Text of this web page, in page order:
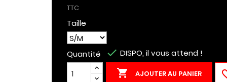
TTC
Taille
Quantité
 AJOUTER AU PANIER
 DISPO, il vous attend !